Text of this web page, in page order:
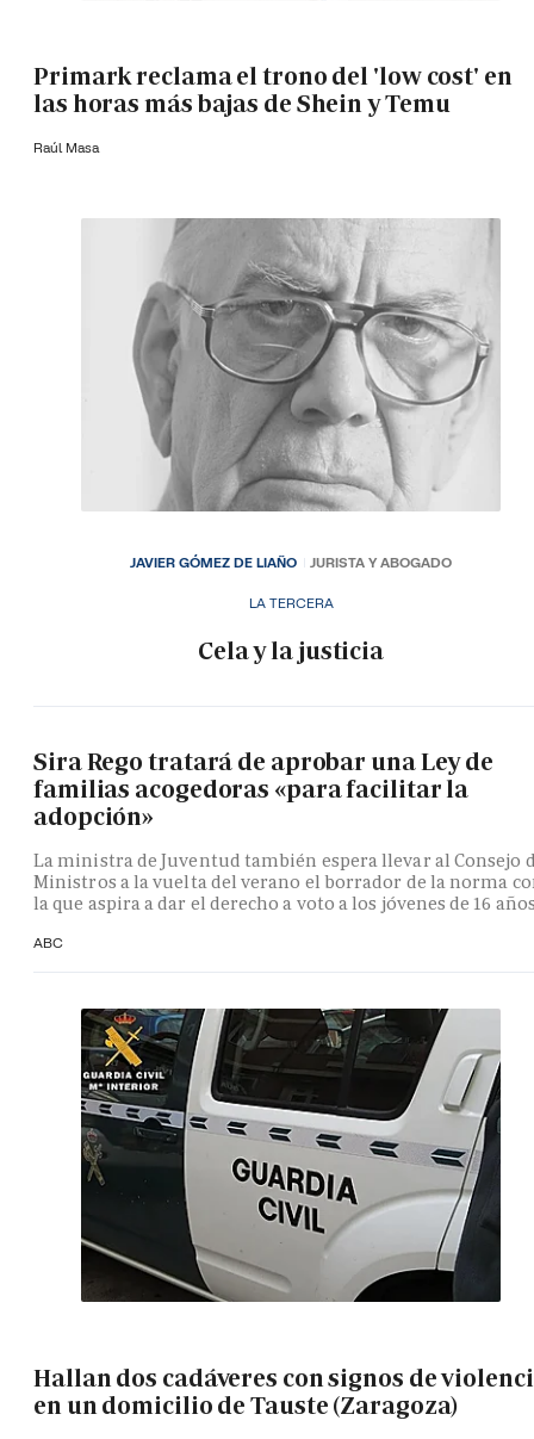
Primark reclama el trono del 'low cost' en
las horas más bajas de Shein y Temu
Raúl Masa
LA TERCERA
Cela y la justicia
JAVIER GÓMEZ DE LIAÑO JURISTA Y ABOGADO
Sira Rego tratará de aprobar una Ley de
familias acogedoras «para facilitar la
adopción»
La ministra de Juventud también espera llevar al Consejo
Ministros a la vuelta del verano el borrador de la norma
la que aspira a dar el derecho a voto a los jóvenes de 16
ABC
Hallan dos cadáveres con signos de
en un domicilio de Tauste (Zaragoza)